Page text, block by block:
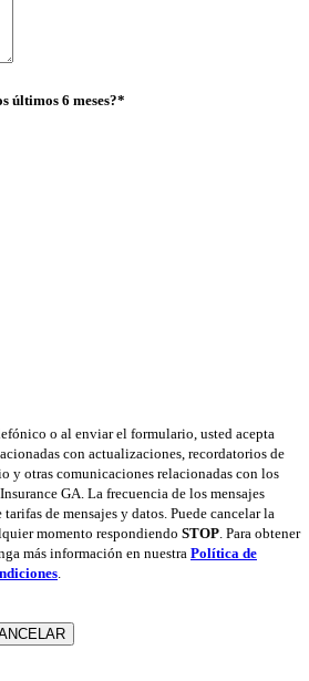
últimos 6 meses?*
o al enviar el formulario, usted acepta
con actualizaciones, recordatorios de
y otras comunicaciones relacionadas con los
GA. La frecuencia de los mensajes
de mensajes y datos. Puede cancelar la
momento respondiendo STOP. Para obtener
más información en nuestra Política de
.